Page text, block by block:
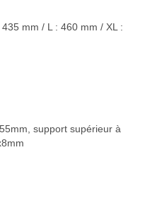
mm / L : 460 mm / XL :
support supérieur à